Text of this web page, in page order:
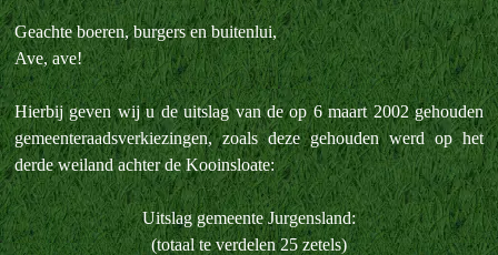
Geachte boeren, burgers en buitenlui,
Ave, ave!
Hierbij geven wij u de uitslag van de op 6 maart 2002 gehouden
gemeenteraadsverkiezingen, zoals deze gehouden werd op het
derde weiland achter de Kooinsloate:
Uitslag gemeente Jurgensland:
(totaal te verdelen 25 zetels)